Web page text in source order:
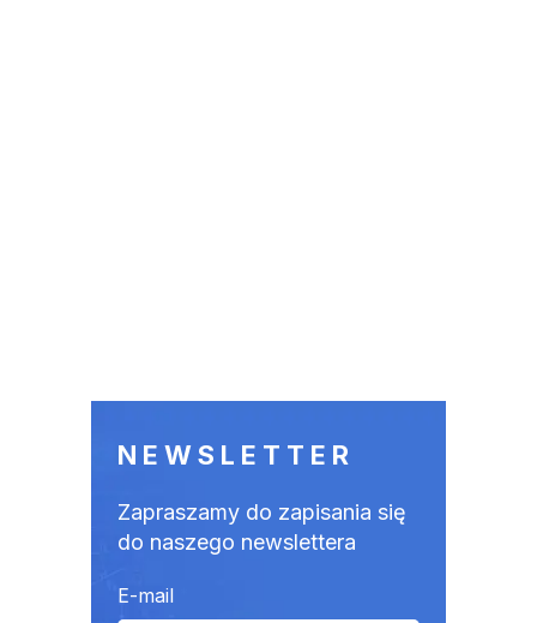
NEWSLETTER
Zapraszamy do zapisania się
do naszego newslettera
E-mail